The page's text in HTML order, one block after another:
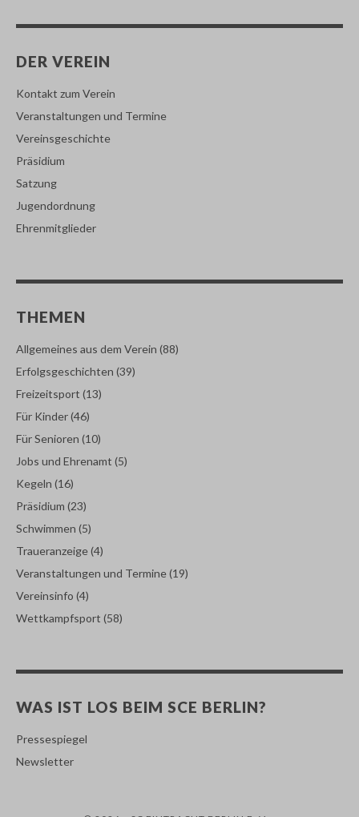
DER VEREIN
Kontakt zum Verein
Veranstaltungen und Termine
Vereinsgeschichte
Präsidium
Satzung
Jugendordnung
Ehrenmitglieder
THEMEN
Allgemeines aus dem Verein (88)
Erfolgsgeschichten (39)
Freizeitsport (13)
Für Kinder(46)
Für Senioren (10)
Jobs und Ehrenamt (5)
Kegeln (16)
Präsidium (23)
Schwimmen (5)
Traueranzeige(4)
Veranstaltungen und Termine(19)
Vereinsinfo (4)
Wettkampfsport (58)
WAS IST LOS BEIM SCE BERLIN?
Pressespiegel
Newsletter